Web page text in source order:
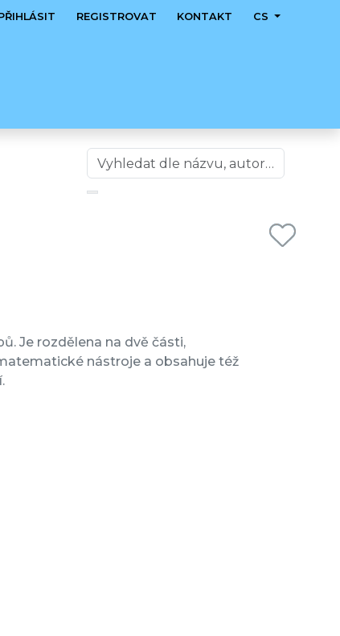
REGISTROVAT KONTAKT CS
Je rozdělena na dvě části,
nástroje a obsahuje též